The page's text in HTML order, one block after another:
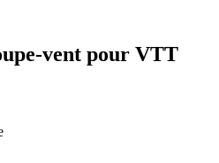
vent pour VTT